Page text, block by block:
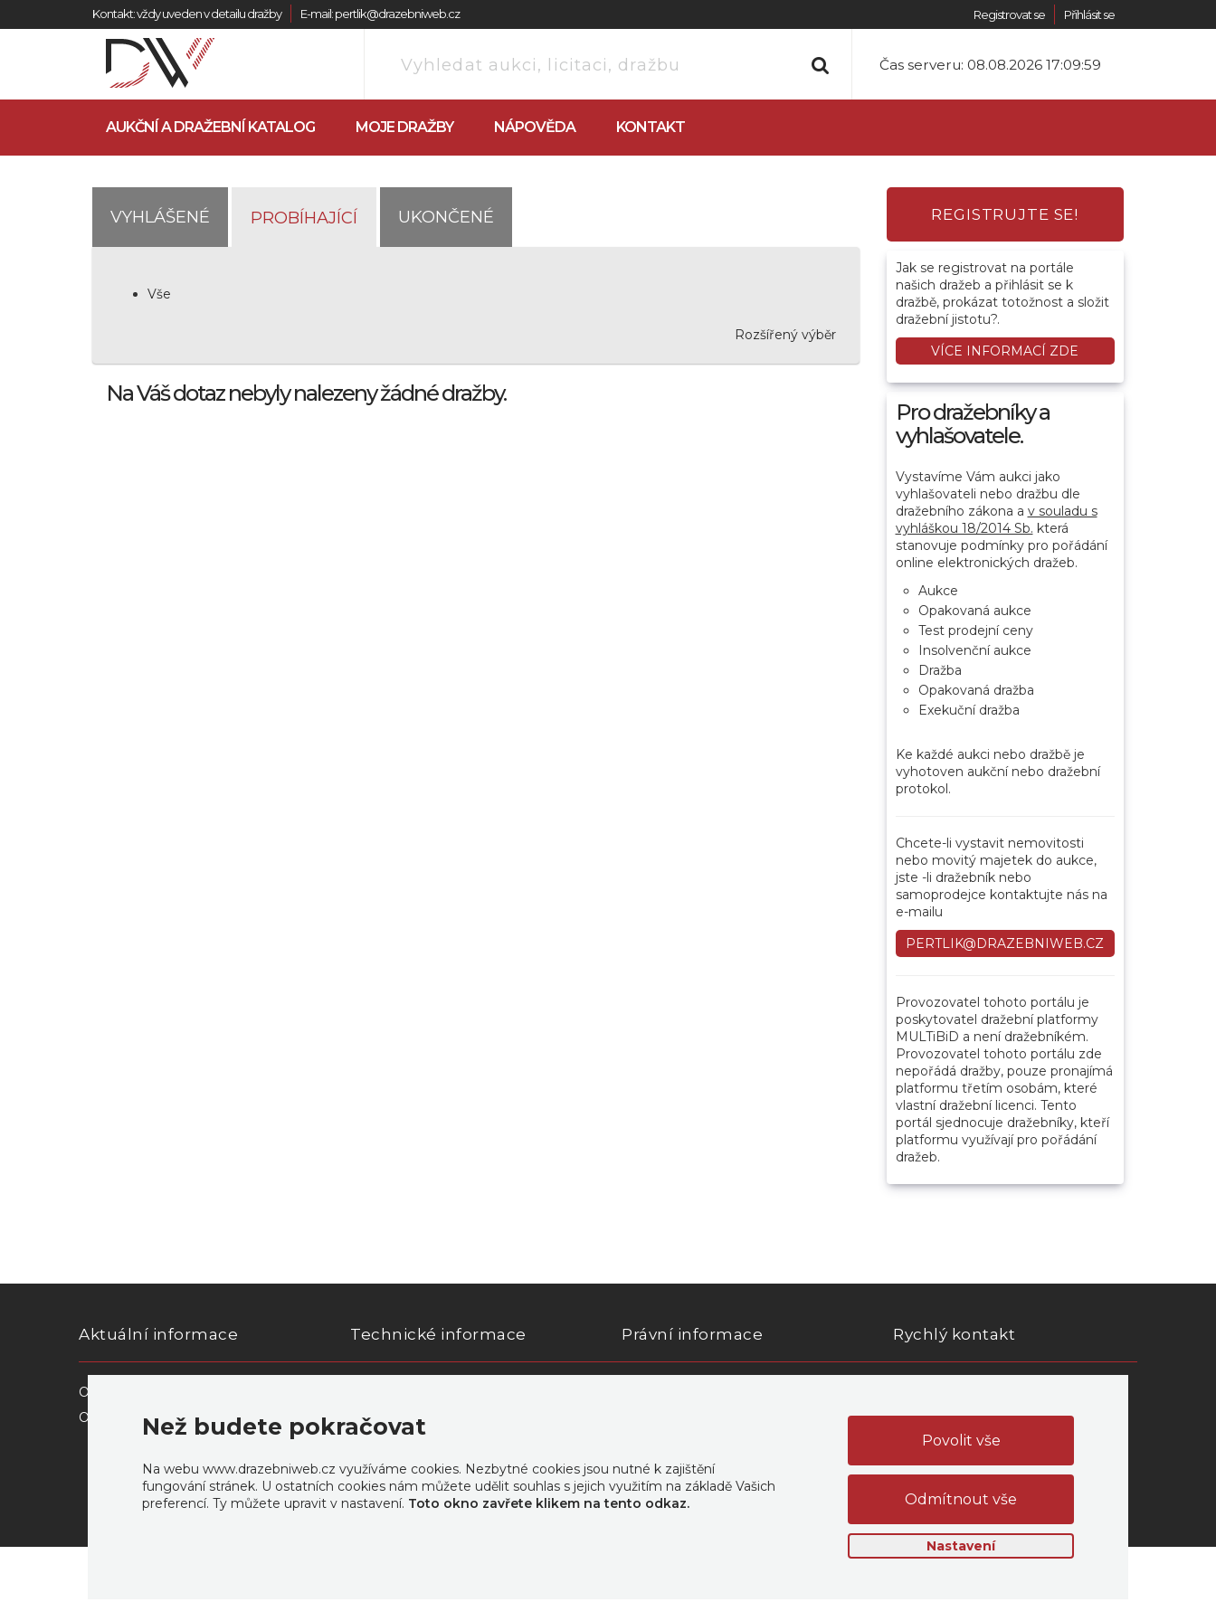
Kontakt: vždy uveden v detailu dražby E-mail: pertlik@drazebniweb.cz Registrovat se Přihlásit se
Čas serveru: 08.08.2026 17:09:59
AUKČNÍ A DRAŽEBNÍ KATALOG MOJE DRAŽBY NÁPOVĚDA KONTAKT
VYHLÁŠENÉ PROBÍHAJÍCÍ UKONČENÉ
Vše
Rozšířený výběr
Na Váš dotaz nebyly nalezeny žádné dražby.
REGISTRUJTE SE!
Jak se registrovat na portále
našich dražeb a přihlásit se k
dražbě, prokázat totožnost a složit
dražební jistotu?.
VÍCE INFORMACÍ ZDE
Pro dražebníky a
vyhlašovatele.
Vystavíme Vám aukci jako
vyhlašovateli nebo dražbu dle
dražebního zákona a v souladu s
vyhláškou 18/2014 Sb. která
stanovuje podmínky pro pořádání
online elektronických dražeb.
Aukce
Opakovaná aukce
Test prodejní ceny
Insolvenční aukce
Dražba
Opakovaná dražba
Exekuční dražba
Ke každé aukci nebo dražbě je
vyhotoven aukční nebo dražební
protokol.
Chcete-li vystavit nemovitosti
nebo movitý majetek do aukce,
jste -li dražebník nebo
samoprodejce kontaktujte nás na
e-mailu
PERTLIK@DRAZEBNIWEB.CZ
Provozovatel tohoto portálu je
poskytovatel dražební platformy
MULTiBiD a není dražebníkém.
Provozovatel tohoto portálu zde
nepořádá dražby, pouze pronajímá
platformu třetím osobám, které
vlastní dražební licenci. Tento
portál sjednocuje dražebníky, kteří
platformu využívají pro pořádání
dražeb.
Aktuální informace Technické informace Právní informace Rychlý kontakt
O nás
Obchodní a aukční podmínky
Office:
Opava - Předměstí
IČ: 06285538
Než budete pokračovat
Na webu www.drazebniweb.cz využíváme cookies. Nezbytné cookies jsou nutné k zajištění
fungování stránek. U ostatních cookies nám můžete udělit souhlas s jejich využitím na základě Vašich
preferencí. Ty můžete upravit v nastavení. Toto okno zavřete klikem na tento odkaz.
Nastavení